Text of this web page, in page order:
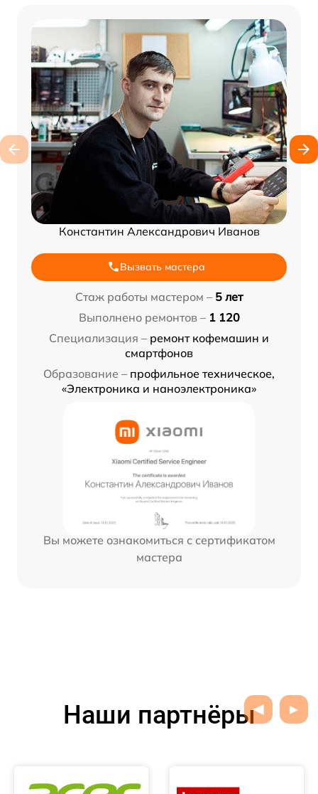
Константин Александрович Иванов
Вызвать мастера
Стаж работы мастером – 5 лет
Выполнено ремонтов – 1 120
Специализация – ремонт кофемашин и
смартфонов
Образование – профильное техническое,
«Электроника и наноэлектроника»
Вы можете ознакомиться с сертификатом
мастера
Наши партнёры